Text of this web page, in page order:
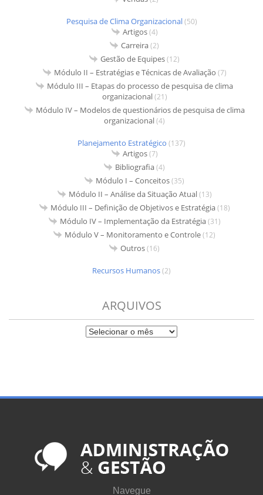
Pesquisa de Clima Organizacional(50)
Artigos(4)
Carreira(2)
Gestão de Equipes(12)
Módulo II – Estratégias e Técnicas de Avaliação (7)
Módulo III – Etapas do processo de pesquisa de clima
organizacional(21)
Módulo IV – Modelos de questionários de pesquisa de clima
organizacional(4)
Planejamento Estratégico (137)
Artigos(7)
Bibliografia(4)
Módulo I – Conceitos(35)
Módulo II – Análise da Situação Atual(13)
Módulo III – Definição de Objetivos e Estratégia(18)
Módulo IV – Implementação da Estratégia(31)
Módulo V – Monitoramento e Controle(12)
Outros(16)
Recursos Humanos(2)
ARQUIVOS
Navegue